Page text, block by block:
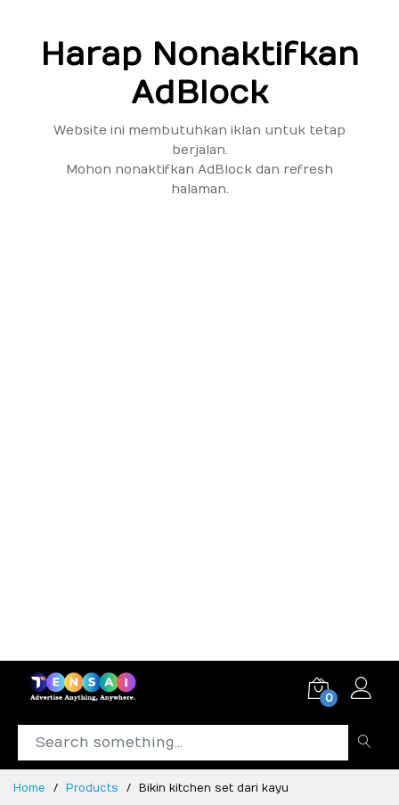
Harap Nonaktifkan
AdBlock
Website ini membutuhkan iklan untuk tetap
berjalan.
Mohon nonaktifkan AdBlock dan refresh
halaman.
0
Home Products Bikin kitchen set dari kayu